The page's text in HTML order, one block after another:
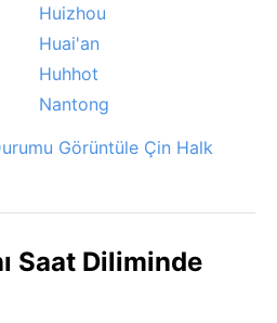
Huizhou
Huai'an
Huhhot
Nantong
Görüntüle Çin Halk
Saat Diliminde